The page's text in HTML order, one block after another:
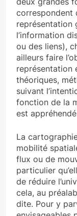
correspondent
représentation
l’information
ou des liens),
ailleurs faire
représentation
théoriques,
suivant
fonction de la
est
La
mobilité
flux ou de
particulier
de réduire
cela, au
dite. Pour y